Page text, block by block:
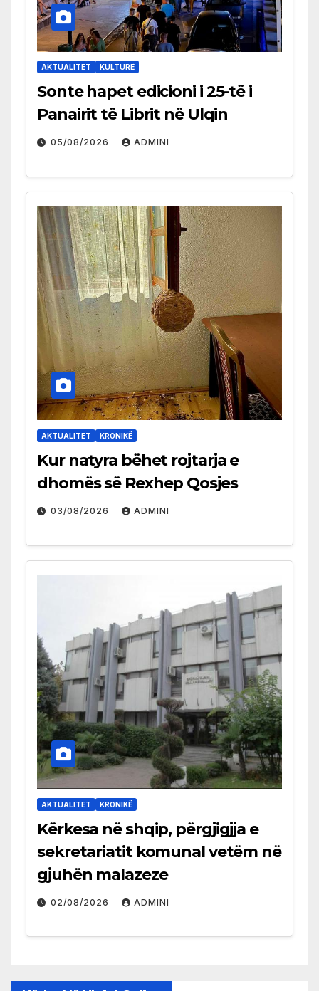
AKTUALITET KULTURË
Sonte hapet edicioni i 25-të i
Panairit të Librit në Ulqin
05/08/2026 ADMINI
AKTUALITET KRONIKË
Kur natyra bëhet rojtarja e
dhomës së Rexhep Qosjes
03/08/2026 ADMINI
AKTUALITET KRONIKË
Kërkesa në shqip, përgjigjja e
sekretariatit komunal vetëm në
gjuhën malazeze
02/08/2026 ADMINI